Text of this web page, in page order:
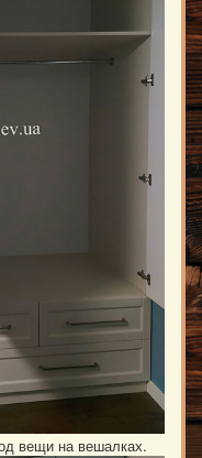
вещи на вешалках.